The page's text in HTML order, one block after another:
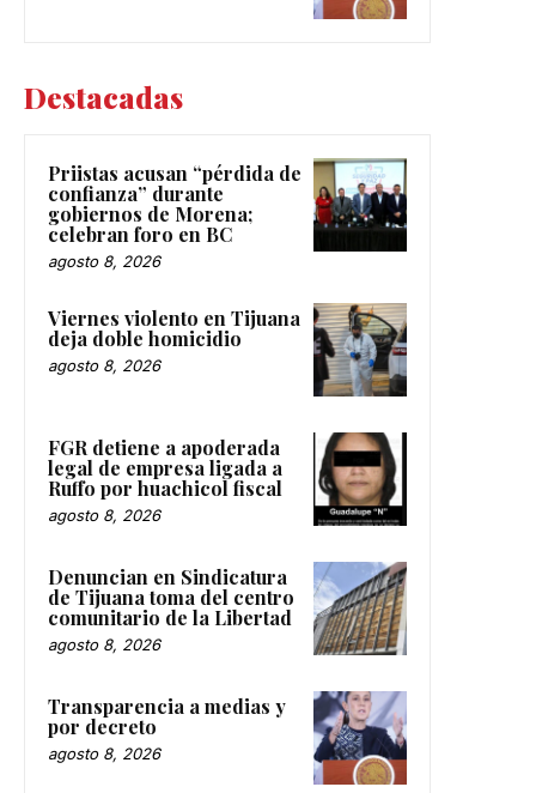
Destacadas
Priistas acusan “pérdida de
confianza” durante
gobiernos de Morena;
celebran foro en BC
agosto 8, 2026
Viernes violento en Tijuana
deja doble homicidio
agosto 8, 2026
FGR detiene a apoderada
legal de empresa ligada a
Ruffo por huachicol fiscal
agosto 8, 2026
Denuncian en Sindicatura
de Tijuana toma del centro
comunitario de la Libertad
agosto 8, 2026
Transparencia a medias y
por decreto
agosto 8, 2026